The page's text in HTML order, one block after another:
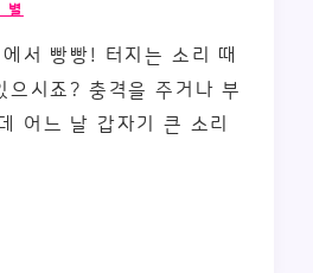
별
서 빵빵! 터지는 소리 때
으시죠? 충격을 주거나 부
어느 날 갑자기 큰 소리